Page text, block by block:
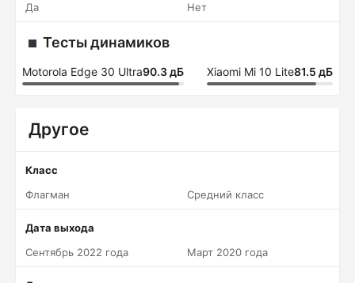
Да
Нет
Тесты динамиков
Motorola Edge 30 Ultra90.3 дБ Xiaomi Mi 10 Lite81.5 дБ
Другое
Класс
Флагман
Средний класс
Дата выхода
Сентябрь 2022 года
Март 2020 года